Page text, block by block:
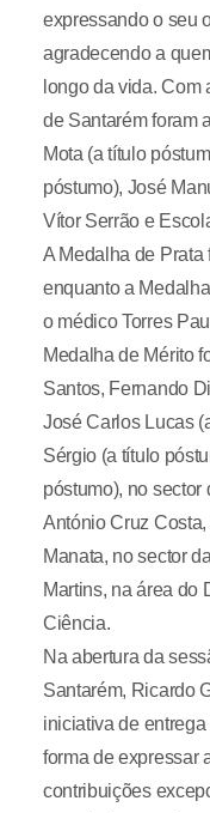
expressando o seu
agradecendo a
longo da vida.
de Santarém foram
Mota (a título
póstumo), José
Vítor Serrão e
A Medalha de Prata
enquanto a
o médico Torres
Medalha de Mérito
Santos, Fernando
José Carlos Lucas
Sérgio (a título
póstumo), no sector
António Cruz
Manata, no sector
Martins, na área do
Ciência.
Na abertura da
Santarém, Ricardo
iniciativa de
forma de expressar
contribuições